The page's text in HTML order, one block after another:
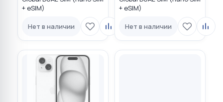
+ eSIM)
Нет в наличии
+ eSIM)
Нет в наличии